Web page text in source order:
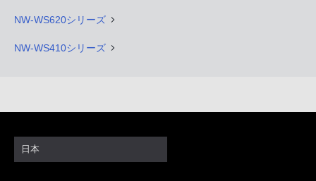
NW-WS620シリーズ
NW-WS410シリーズ
日本